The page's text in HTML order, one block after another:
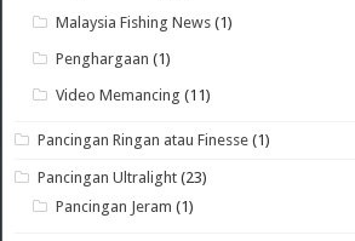
Malaysia Fishing News (1)
Penghargaan (1)
Video Memancing (11)
Pancingan Ringan atau Finesse (1)
Pancingan Ultralight (23)
Pancingan Jeram (1)